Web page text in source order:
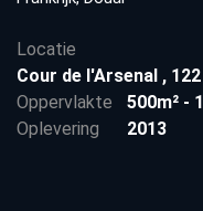
Locatie
Cour de l'Arsenal , 122
Oppervlakte
500m² -
Oplevering
2013